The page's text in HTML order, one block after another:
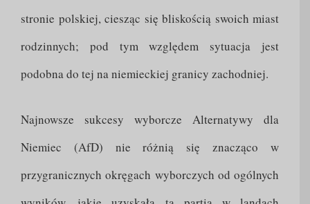
stronie polskiej, ciesząc się bliskością swoich miast
rodzinnych; pod tym względem sytuacja jest
podobna do tej na niemieckiej granicy zachodniej.
Najnowsze sukcesy wyborcze Alternatywy dla
Niemiec (AfD) nie różnią się znacząco w
przygranicznych okręgach wyborczych od ogólnych